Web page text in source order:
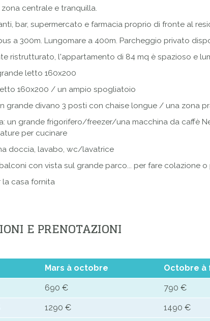
zona centrale e tranquilla.
bar, supermercato e farmacia proprio di fronte al
a 300m. Lungomare a 400m. Parcheggio privato
ristrutturato, l'appartamento di 84 mq è spazioso e
letto 160x200
160x200 / un ampio spogliatoio
grande divano 3 posti con chaise longue / una zona
un grande frigorifero/freezer/una macchina da
per cucinare
doccia, lavabo, wc/lavatrice
con vista sul grande parco... per fare colazione
la casa fornita
E PRENOTAZIONI
Mars à octobre Octobre à
690 € 790 €
1290 € 1490 €